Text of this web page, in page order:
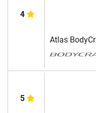
4
Atlas
5